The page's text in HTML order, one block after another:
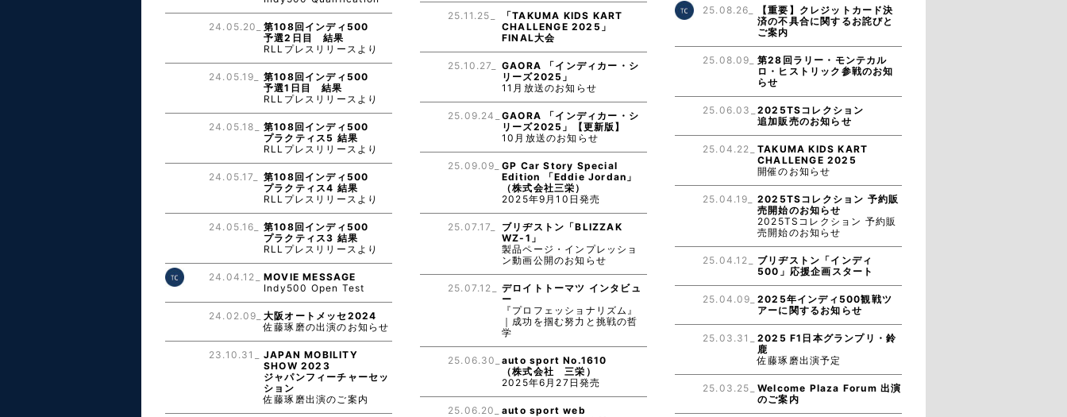
24.05.20_
第108回インディ500
予選2日目 結果
RLLプレスリリースより
24.05.19_
第108回インディ500
予選1日目 結果
RLLプレスリリースより
24.05.18_
第108回インディ500
プラクティス5 結果
RLLプレスリリースより
24.05.17_
第108回インディ500
プラクティス4 結果
RLLプレスリリースより
24.05.16_
第108回インディ500
プラクティス3 結果
RLLプレスリリースより
24.04.12_
MOVIE MESSAGE
Indy500 Open Test
24.02.09_
大阪オートメッセ2024
佐藤琢磨の出演のお知らせ
23.10.31_
JAPAN MOBILITY
SHOW 2023
ジャパンフィーチャーセッ
ション
佐藤琢磨出演のご案内
25.11.25_
「TAKUMA KIDS KART
CHALLENGE 2025」
FINAL大会
25.10.27_
GAORA 「インディカー・シ
リーズ2025」
11月放送のお知らせ
25.09.24_
GAORA 「インディカー・シ
リーズ2025」【更新版】
10月放送のお知らせ
25.09.09_
GP Car Story Special
Edition 「Eddie Jordan」
（株式会社三栄）
2025年9月10日発売
25.07.17_
ブリヂストン「BLIZZAK
WZ-1」
製品ページ・インプレッショ
ン動画公開のお知らせ
25.07.12_
デロイトトーマツ インタビュ
ー
『プロフェッショナリズム』
｜成功を掴む努力と挑戦の哲
学
25.06.30_
auto sport No.1610
（株式会社 三栄）
2025年6月27日発売
25.06.20_
auto sport web
25.08.26_
【重要】クレジットカード決
済の不具合に関するお詫びと
ご案内
25.08.09_
第28回ラリー・モンテカル
ロ・ヒストリック参戦のお知
らせ
25.06.03_
2025TSコレクション
追加販売のお知らせ
25.04.22_
TAKUMA KIDS KART
CHALLENGE 2025
開催のお知らせ
25.04.19_
2025TSコレクション 予約販
売開始のお知らせ
2025TSコレクション 予約販
売開始のお知らせ
25.04.12_
ブリヂストン「インディ
500」応援企画スタート
25.04.09_
2025年インディ500観戦ツ
アーに関するお知らせ
25.03.31_
2025 F1日本グランプリ・鈴
鹿
佐藤琢磨出演予定
25.03.25_
Welcome Plaza Forum 出演
のご案内